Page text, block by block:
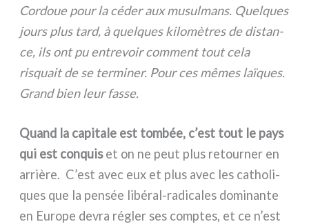
Cordoue pour la céder aux musul­mans. Quelques
jours plus tard, à quel­ques kilo­mè­tres de distan­
ce, ils ont pu entre­voir com­ment tout cela
risquait de se ter­mi­ner. Pour ces mêmes laï­ques.
Grand bien leur fas­se.
Quand la capi­ta­le est tom­bée, c’est tout le pays
qui est con­quiset on ne peut plus retour­ner en
arriè­re. C’est avec eux et plus avec les catho­li­
ques que la pen­sée libéral-radicales domi­nan­te
en Europe devra régler ses comp­tes, et ce n’est